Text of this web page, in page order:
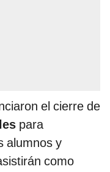
el cierre de
para
alumnos y
como